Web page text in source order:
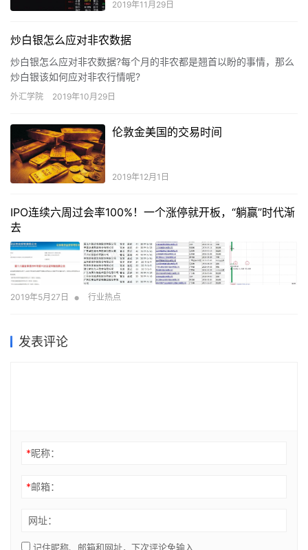
2019年11月29日
炒白银怎么应对非农数据
炒白银怎么应对非农数据?每个月的非农都是翘首以盼的事情，那么
炒白银该如何应对非农行情呢?
外汇学院 2019年10月29日
伦敦金美国的交易时间
2019年12月1日
IPO连续六周过会率100%！一个涨停就开板，“躺赢”时代渐
去
2019年5月27日 • 行业热点
发表评论
*昵称：
*邮箱：
网址：
记住昵称、邮箱和网址，下次评论免输入